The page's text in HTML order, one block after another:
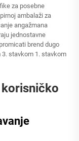
za posebne
ambalaži za
angažmana
jednostavne
brend dugo
3. stavkom 1. stavkom